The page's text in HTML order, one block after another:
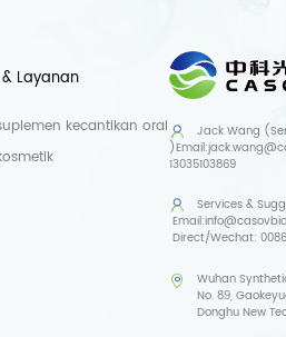
Layanan
kecantikan oral
Jack Wang
)Email:
13035103869
Services &
Email:
Direct/Wechat:
Wuhan
No. 89,
Donghu New